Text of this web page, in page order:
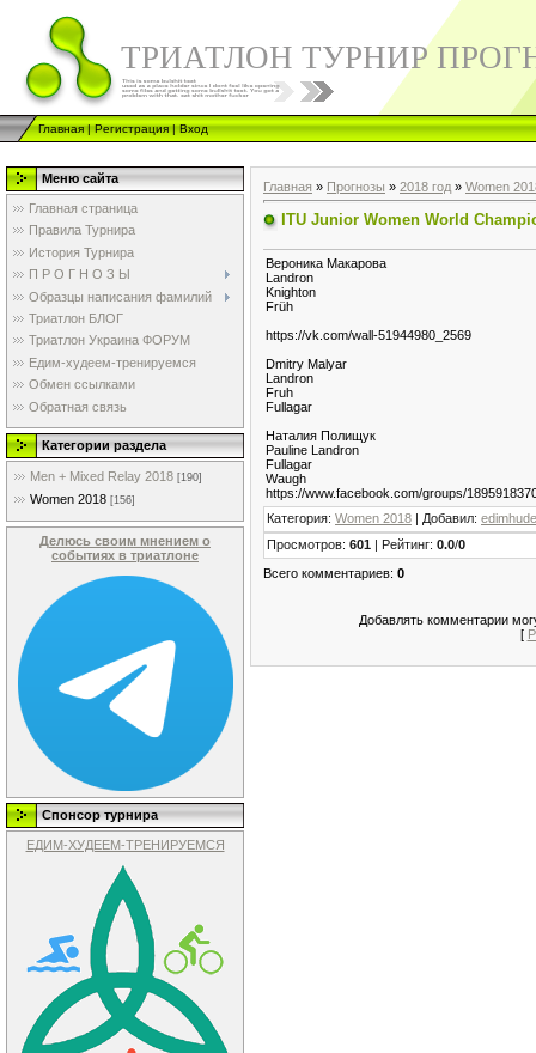
ТРИАТЛОН ТУРНИР
Главная|Регистрация|Вход
Меню сайта
Главная страница
Правила Турнира
История Турнира
П Р О Г Н О З Ы
Образцы написания фамилий
Триатлон БЛОГ
Триатлон Украина ФОРУМ
Едим-худеем-тренируемся
Обмен ссылками
Обратная связь
Категории раздела
Men + Mixed Relay 2018 [190]
Women 2018 [156]
Делюсь своим мнением о
событиях в триатлоне
Спонсор турнира
ЕДИМ-ХУДЕЕМ-ТРЕНИРУЕМСЯ
Главная » Прогнозы » 2018 год » Women
ITU Junior Women World
Вероника Μакарова
Landron
Knighton
Früh
https://vk.com/wall-51944980_2569
Dmitry Malyar
Landron
Fruh
Fullagar
Наталия Полищук
Pauline Landron
Fullagar
Waugh
https://www.facebook.com/groups/
Категория: Women 2018 | Добавил:
Просмотров: 601 | Рейтинг: 0.0/0
Всего комментариев: 0
Добавлять комментарии
[